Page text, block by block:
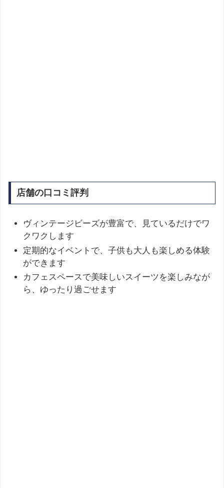
店舗の口コミ評判
ヴィンテージビーズが豊富で、見ているだけでワ
クワクします
定期的なイベントで、子供も大人も楽しめる体験
ができます
カフェスペースで美味しいスイーツを楽しみなが
ら、ゆったり過ごせます